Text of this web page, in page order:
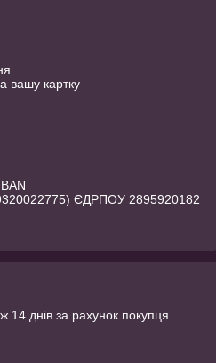
вашу картку
ЄДРПОУ 2895920182
14 днів за рахунок покупця